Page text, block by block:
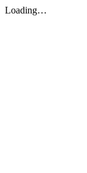
Loading…